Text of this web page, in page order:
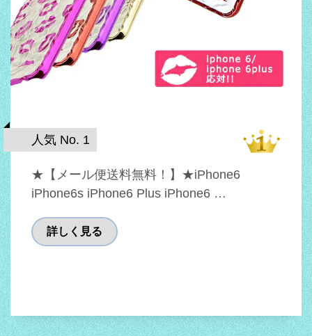
人気 No. 1
★【メール便送料無料！】★iPhone6
iPhone6s iPhone6 Plus iPhone6 …
詳しく見る